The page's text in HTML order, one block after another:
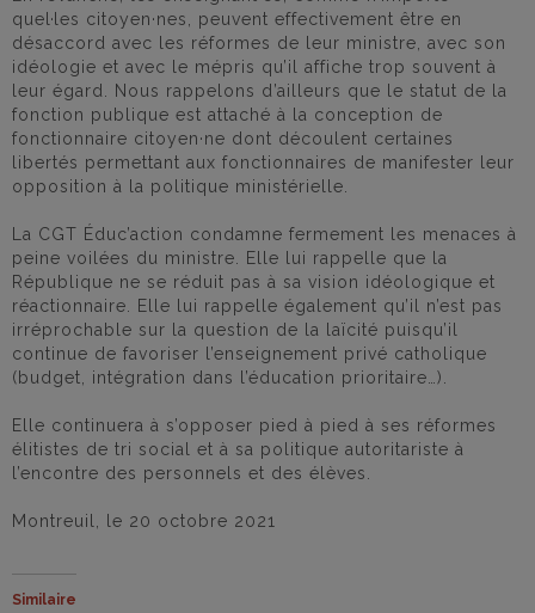
quel·les citoyen·nes, peuvent effectivement être en
désaccord avec les réformes de leur ministre, avec son
idéologie et avec le mépris qu’il affiche trop souvent à
leur égard. Nous rappelons d’ailleurs que le statut de la
fonction publique est attaché à la conception de
fonctionnaire citoyen·ne dont découlent certaines
libertés permettant aux fonctionnaires de manifester leur
opposition à la politique ministérielle.
La CGT Éduc’action condamne fermement les menaces à
peine voilées du ministre. Elle lui rappelle que la
République ne se réduit pas à sa vision idéologique et
réactionnaire. Elle lui rappelle également qu’il n’est pas
irréprochable sur la question de la laïcité puisqu’il
continue de favoriser l’enseignement privé catholique
(budget, intégration dans l’éducation prioritaire…).
Elle continuera à s’opposer pied à pied à ses réformes
élitistes de tri social et à sa politique autoritariste à
l’encontre des personnels et des élèves.
Montreuil, le 20 octobre 2021
Similaire